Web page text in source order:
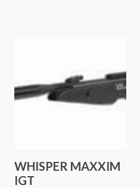
WHISPER MAXXIM
IGT